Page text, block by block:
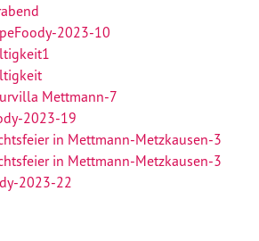
2023-10
Mettmann-7
2023-19
in Mettmann-Metzkausen-3
in Mettmann-Metzkausen-3
2023-22